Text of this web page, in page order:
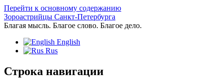
Перейти к основному содержанию
Зороастрийцы Санкт-Петербурга
Благая мысль. Благое слово. Благое дело.
English
Rus
Строка навигации